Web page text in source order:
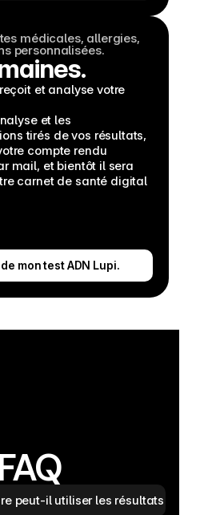
médicales, allergies,
personnalisées.
et analyse votre
et les
tirés de vos résultats,
compte rendu
mail, et bientôt il sera
carnet de santé digital
mon test ADN Lupi.
FAQ
peut-il utiliser les résultats ?